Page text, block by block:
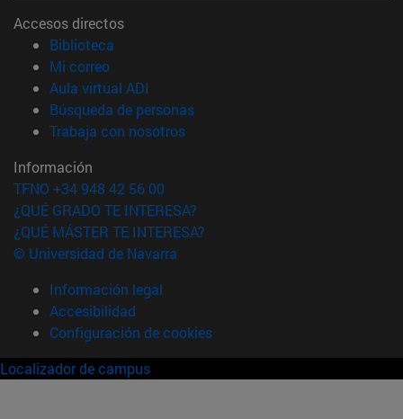
Accesos directos
Biblioteca
Mi correo(abre en nueva ventana)
Aula virtual ADI
Búsqueda de personas(abre en nueva ventana)
Trabaja con nosotros(abre en nueva ventana)
Información
TFNO +34 948 42 56 00
¿QUÉ GRADO TE INTERESA?
¿QUÉ MÁSTER TE INTERESA?
© Universidad de Navarra
Información legal
Accesibilidad
Configuración de cookies
Localizador de campus